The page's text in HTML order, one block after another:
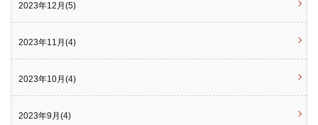
2023年12月(5)
2023年11月(4)
2023年10月(4)
2023年9月(4)